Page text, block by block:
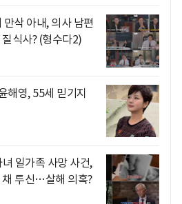
삭 아내, 의사 남편
식사? (형수다2)
해영, 55세 믿기지
일가족 사망 사건,
채 투신…살해 의혹?